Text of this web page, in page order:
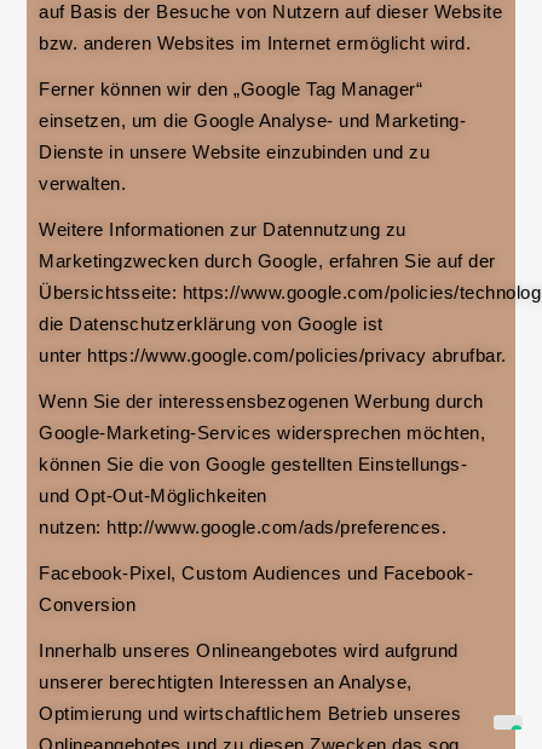
auf Basis der Besuche von Nutzern auf dieser Website
bzw. anderen Websites im Internet ermöglicht wird.
Ferner können wir den „Google Tag Manager“
einsetzen, um die Google Analyse- und Marketing-
Dienste in unsere Website einzubinden und zu
verwalten.
Weitere Informationen zur Datennutzung zu
Marketingzwecken durch Google, erfahren Sie auf der
Übersichtsseite: https://www.google.com/policies/
die Datenschutzerklärung von Google ist
unter https://www.google.com/policies/privacy abrufbar.
Wenn Sie der interessensbezogenen Werbung durch
Google-Marketing-Services widersprechen möchten,
können Sie die von Google gestellten Einstellungs-
und Opt-Out-Möglichkeiten
nutzen: http://www.google.com/ads/preferences.
Facebook-Pixel, Custom Audiences und Facebook-
Conversion
Innerhalb unseres Onlineangebotes wird aufgrund
unserer berechtigten Interessen an Analyse,
Optimierung und wirtschaftlichem Betrieb unseres
Onlineangebotes und zu diesen Zwecken das sog.